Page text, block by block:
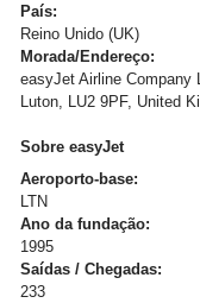
País:
Reino Unido (UK)
Morada/Endereço:
easyJet Airline Company
Luton, LU2 9PF, United
Sobre easyJet
Aeroporto-base:
LTN
Ano da fundação:
1995
Saídas / Chegadas:
233